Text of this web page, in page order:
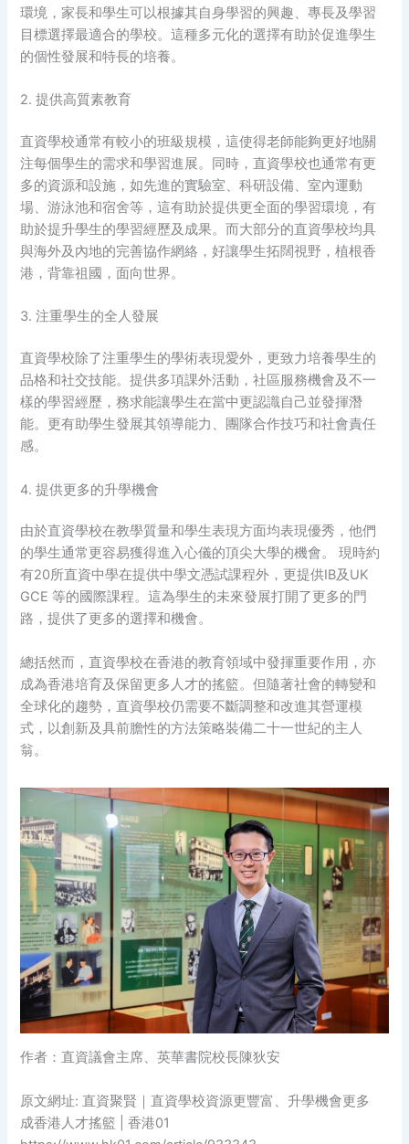
環境，家長和學生可以根據其自身學習的興趣、專長及學習
目標選擇最適合的學校。這種多元化的選擇有助於促進學生
的個性發展和特長的培養。
2. 提供高質素教育
直資學校通常有較小的班級規模，這使得老師能夠更好地關
注每個學生的需求和學習進展。同時，直資學校也通常有更
多的資源和設施，如先進的實驗室、科研設備、室內運動
場、游泳池和宿舍等，這有助於提供更全面的學習環境，有
助於提升學生的學習經歷及成果。而大部分的直資學校均具
與海外及內地的完善協作網絡，好讓學生拓闊視野，植根香
港，背靠祖國，面向世界。
3. 注重學生的全人發展
直資學校除了注重學生的學術表現愛外，更致力培養學生的
品格和社交技能。提供多項課外活動，社區服務機會及不一
樣的學習經歷，務求能讓學生在當中更認識自己並發揮潛
能。更有助學生發展其領導能力、團隊合作技巧和社會責任
感。
4. 提供更多的升學機會
由於直資學校在教學質量和學生表現方面均表現優秀，他們
的學生通常更容易獲得進入心儀的頂尖大學的機會。 現時約
有20所直資中學在提供中學文憑試課程外，更提供IB及UK
GCE 等的國際課程。這為學生的未來發展打開了更多的門
路，提供了更多的選擇和機會。
總括然而，直資學校在香港的教育領域中發揮重要作用，亦
成為香港培育及保留更多人才的搖籃。但隨著社會的轉變和
全球化的趨勢，直資學校仍需要不斷調整和改進其營運模
式，以創新及具前膽性的方法策略裝備二十一世紀的主人
翁。
作者：直資議會主席、英華書院校長陳狄安
原文網址: 直資聚賢｜直資學校資源更豐富、升學機會更多
成香港人才搖籃 | 香港01